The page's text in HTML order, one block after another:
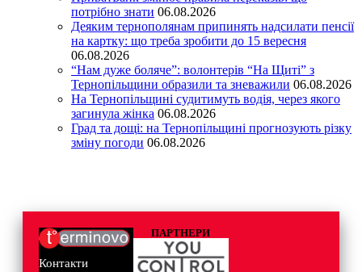
потрібно знати 06.08.2026
Деяким тернополянам припинять надсилати пенсії
на картку: що треба зробити до 15 вересня
06.08.2026
“Нам дуже боляче”: волонтерів “На Щиті” з
Тернопільщини образили та зневажили 06.08.2026
На Тернопільщині судитимуть водія, через якого
загинула жінка 06.08.2026
Град та дощі: на Тернопільщині прогнозують різку
зміну погоди 06.08.2026
Контакти
ПАРТНЕРИ